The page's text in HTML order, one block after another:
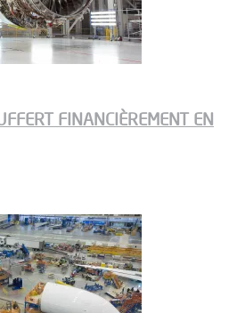
FINANCIÈREMENT EN